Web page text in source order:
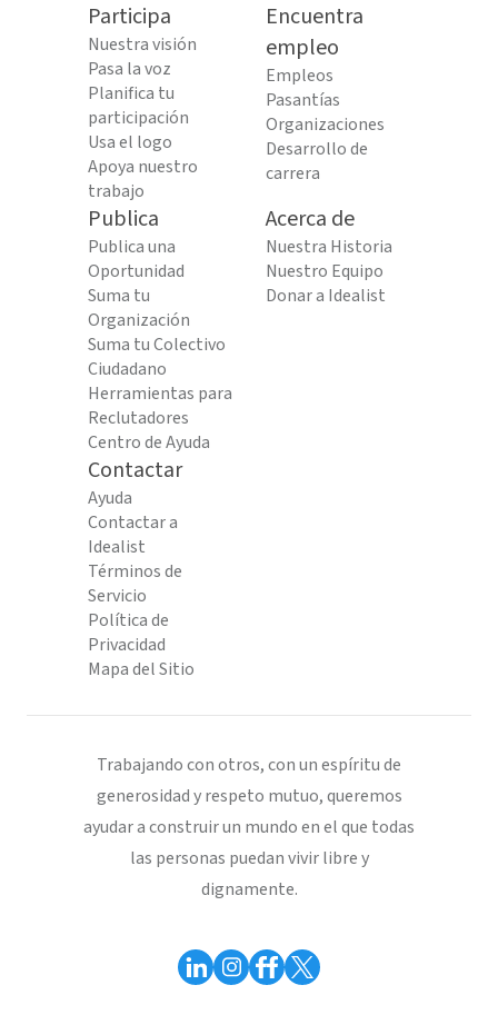
Participa
Nuestra visión
Pasa la voz
Planifica tu
participación
Usa el logo
Apoya nuestro
trabajo
Encuentra
empleo
Empleos
Pasantías
Organizaciones
Desarrollo de
carrera
Publica
Publica una
Oportunidad
Suma tu
Organización
Suma tu Colectivo
Ciudadano
Herramientas para
Reclutadores
Centro de Ayuda
Acerca de
Nuestra Historia
Nuestro Equipo
Donar a Idealist
Contactar
Ayuda
Contactar a
Idealist
Términos de
Servicio
Política de
Privacidad
Mapa del Sitio
Trabajando con otros, con un espíritu de
generosidad y respeto mutuo, queremos
ayudar a construir un mundo en el que todas
las personas puedan vivir libre y
dignamente.